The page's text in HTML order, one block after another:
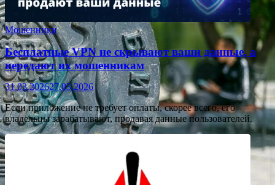
Мошенники
Бесплатные VPN не скрывают ваши данные, а
передают их мошенникам
31.03.202627.03.2026
Если приложение не требует оплаты, скорее всего, его
владельцы зарабатывают, продавая данные пользователей.